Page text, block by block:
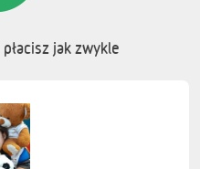
płacisz jak zwykle